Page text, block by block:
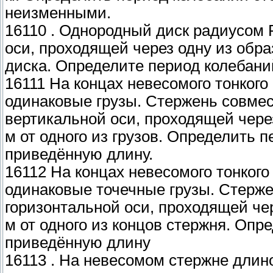
неизменными.
16110 . Однородный диск радиусом
оси, проходящей через одну из
диска. Определите период
16111 На концах невесомого
одинаковые грузы. Стержень
вертикальной оси, проходящей
м от одного из грузов. Определить
приведённую длину.
16112 На концах невесомого
одинаковые точечные грузы.
горизонтальной оси, проходящей
м от одного из концов стержня.
приведённую длину
16113 . На невесомом стержне